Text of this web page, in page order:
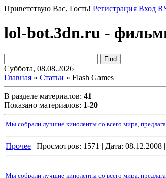
Приветствую Вас, Гость! Регистрация Вход
lol-bot.3dn.ru -
Суббота, 08.08.2026
Главная » Статьи » Flash Games
В разделе материалов: 41
Показано материалов: 1-20
Мы собрали лучшие киноленты со всего мира,
Прочее | Просмотров: 1571 | Дата: 08.12.2008
Мы собрали лучшие киноленты со всего мира,